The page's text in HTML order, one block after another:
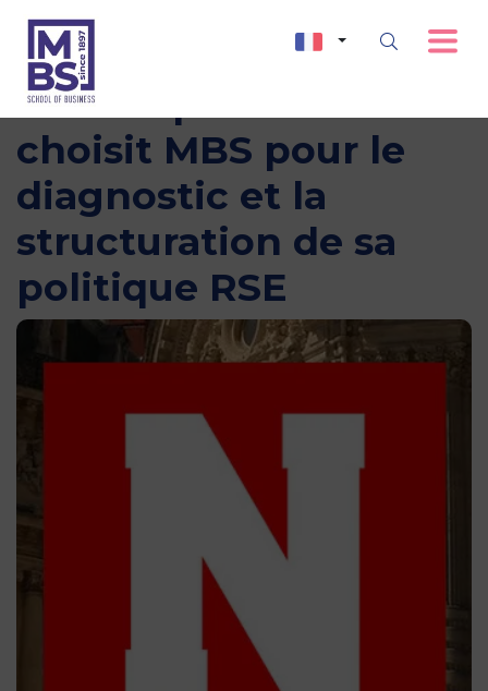
Le Groupe Nicollin
choisit MBS pour le
diagnostic et la
structuration de sa
politique RSE